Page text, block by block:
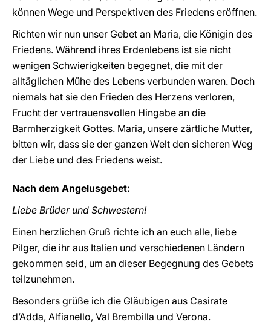
können Wege und Perspektiven des Friedens eröffnen.
Richten wir nun unser Gebet an Maria, die Königin des
Friedens. Während ihres Erdenlebens ist sie nicht
wenigen Schwierigkeiten begegnet, die mit der
alltäglichen Mühe des Lebens verbunden waren. Doch
niemals hat sie den Frieden des Herzens verloren,
Frucht der vertrauensvollen Hingabe an die
Barmherzigkeit Gottes. Maria, unsere zärtliche Mutter,
bitten wir, dass sie der ganzen Welt den sicheren Weg
der Liebe und des Friedens weist.
Nach dem Angelusgebet:
Liebe Brüder und Schwestern!
Einen herzlichen Gruß richte ich an euch alle, liebe
Pilger, die ihr aus Italien und verschiedenen Ländern
gekommen seid, um an dieser Begegnung des Gebets
teilzunehmen.
Besonders grüße ich die Gläubigen aus Casirate
d’Adda, Alfianello, Val Brembilla und Verona.